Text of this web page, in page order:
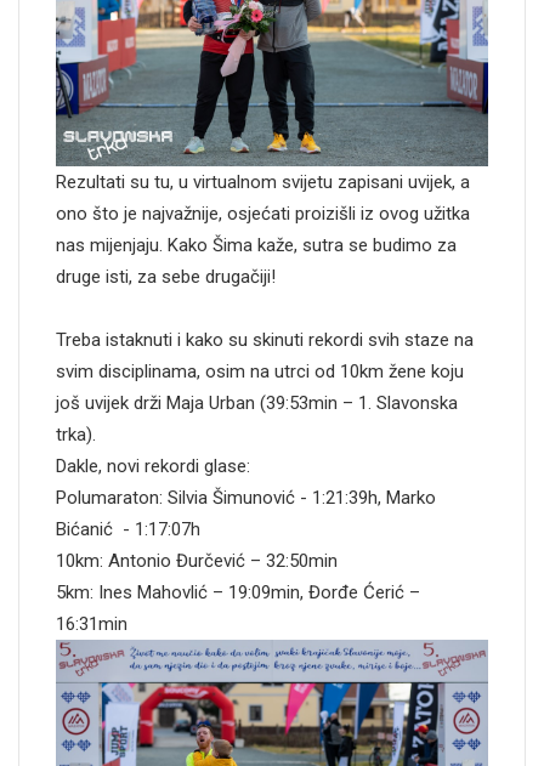
Rezultati su tu, u virtualnom svijetu zapisani uvijek, a
ono što je najvažnije, osjećati proizišli iz ovog užitka
nas mijenjaju. Kako Šima kaže, sutra se budimo za
druge isti, za sebe drugačiji!
Treba istaknuti i kako su skinuti rekordi svih staze na
svim disciplinama, osim na utrci od 10km žene koju
još uvijek drži Maja Urban (39:53min – 1. Slavonska
trka).
Dakle, novi rekordi glase:
Polumaraton: Silvia Šimunović - 1:21:39h, Marko
Bićanić - 1:17:07h
10km: Antonio Đurčević – 32:50min
5km: Ines Mahovlić – 19:09min, Đorđe Ćerić –
16:31min